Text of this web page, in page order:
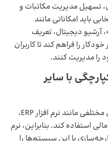
تسهیل مدیریت مکاتبات و
باید امکاناتی مانند
دیجیتال، تعریف
را فراهم کند تا کاربران
را مدیریت کنند.
با سایر
مختلفی مانند نرم افزار ERP
،
استفاده کند. بنابراین، نرم‌
با این سیستم‌ها را